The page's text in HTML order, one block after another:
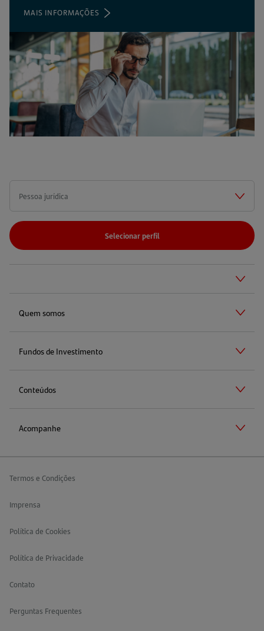
MAIS INFORMAÇÕES (ABRE
UMA
NOVA
ABA)
Selecionar perfil
Quem somos
Fundos de Investimento
Conteúdos
Acompanhe
Termos e Condições
Imprensa
Política de Cookies
Política de Privacidade
Contato
Perguntas Frequentes